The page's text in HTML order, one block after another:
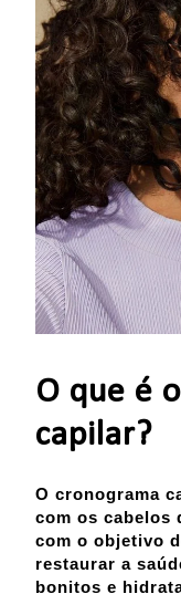
O que é
capilar?
O cronograma
com os cabelos
com o objetivo
restaurar a
bonitos e